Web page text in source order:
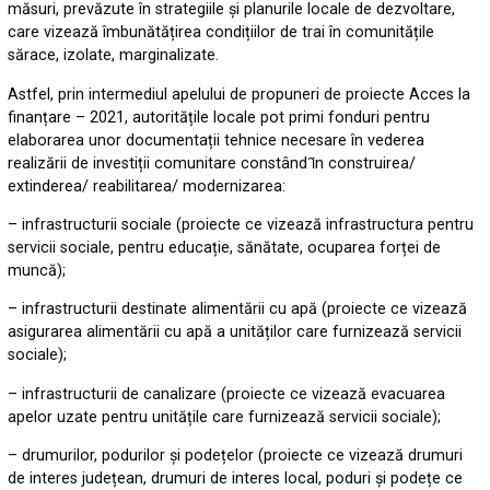
măsuri, prevăzute în strategiile și planurile locale de dezvoltare,
care vizează îmbunătățirea condițiilor de trai în comunitățile
sărace, izolate, marginalizate.
Astfel, prin intermediul apelului de propuneri de proiecte Acces la
finanțare – 2021, autoritățile locale pot primi fonduri pentru
elaborarea unor documentații tehnice necesare în vederea
realizării de investiții comunitare constând ȋn construirea/
extinderea/ reabilitarea/ modernizarea:
– infrastructurii sociale (proiecte ce vizează infrastructura pentru
servicii sociale, pentru educație, sănătate, ocuparea forței de
muncă);
– infrastructurii destinate alimentării cu apă (proiecte ce vizează
asigurarea alimentării cu apă a unităților care furnizează servicii
sociale);
– infrastructurii de canalizare (proiecte ce vizează evacuarea
apelor uzate pentru unitățile care furnizează servicii sociale);
– drumurilor, podurilor și podețelor (proiecte ce vizează drumuri
de interes județean, drumuri de interes local, poduri și podețe ce